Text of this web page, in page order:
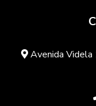
Avenida Videla